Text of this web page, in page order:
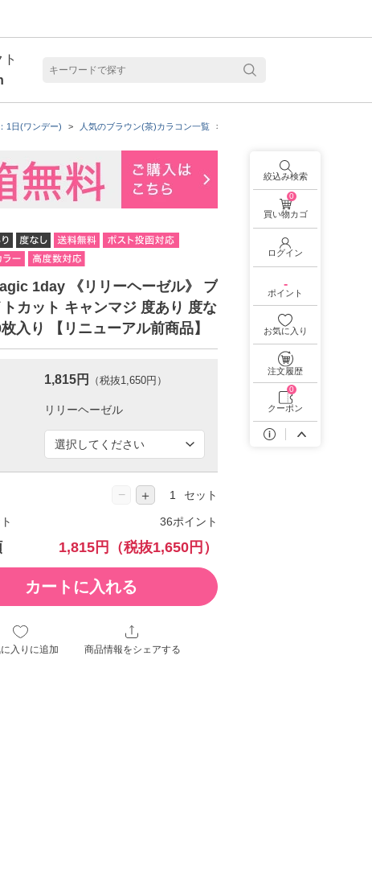
1日(ワンデー) 人気のブラウン(茶)カラコン一覧
1day 《リリーヘーゼル》 ブ
カット キャンマジ 度あり 度な
入り 【リニューアル前商品】
1,815円 （税抜1,650円）
− ＋ セット
36ポイント
1,815円 （税抜1,650円）
カートに入れる
入りに追加 商品情報をシェアする
絞込み検索
0
買い物カゴ
ログイン
-
ポイント
お気に入り
注文履歴
0
クーポン
見る
乱視用カラコン 1day商品一覧を見る
カラコン・サークルレンズ 2week商品一覧を見る
ラコン・サークルレンズ 1month商品一覧を見る
見る 乱視用カラコン 1day商品一覧を見る
クリアコンタクトレンズ 2week 商品一覧を見る
乱視用カラコン 1day商品一覧を見る
乱視用カラコン 1month商品一覧を見る